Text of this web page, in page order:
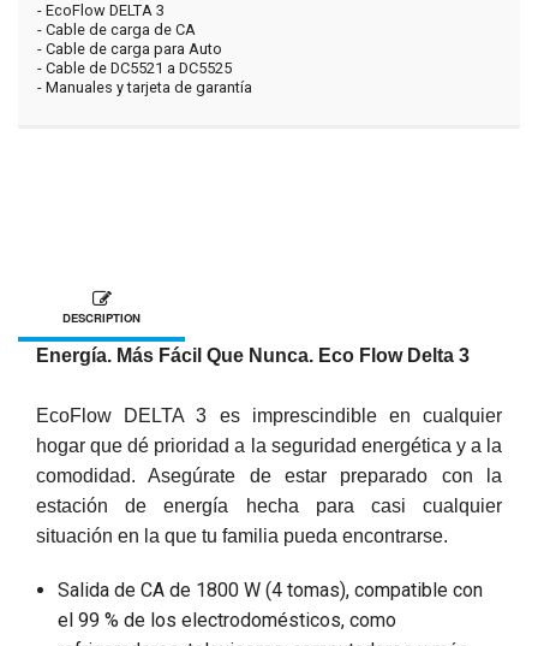
- EcoFlow DELTA 3
- Cable de carga de CA
- Cable de carga para Auto
- Cable de DC5521 a DC5525
- Manuales y tarjeta de garantía
DESCRIPTION
Energía. Más Fácil Que Nunca. Eco Flow Delta 3
EcoFlow DELTA 3 es imprescindible en cualquier
hogar que dé prioridad a la seguridad energética y a la
comodidad. Asegúrate de estar preparado con la
estación de energía hecha para casi cualquier
situación en la que tu familia pueda encontrarse.
Salida de CA de 1800 W (4 tomas), compatible con
el 99 % de los electrodomésticos, como